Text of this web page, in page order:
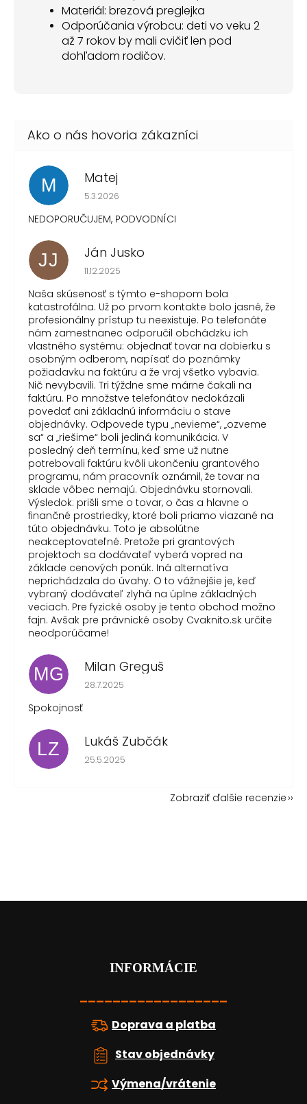
Materiál: brezová preglejka
Odporúčania výrobcu: deti vo veku 2
až 7 rokov by mali cvičiť len pod
dohľadom rodičov.
M Matej
Hodnotenie obchodu je 1 z 5 hviezdičiek.
5.3.2026
NEDOPORUČUJEM, PODVODNÍCI
JJ Ján Jusko
Hodnotenie obchodu je 1 z 5 hviezdičiek.
11.12.2025
Naša skúsenosť s týmto e-shopom bola
katastrofálna. Už po prvom kontakte bolo jasné, že
profesionálny prístup tu neexistuje. Po telefonáte
nám zamestnanec odporučil obchádzku ich
vlastného systému: objednať tovar na dobierku s
osobným odberom, napísať do poznámky
požiadavku na faktúru a že vraj všetko vybavia.
Nič nevybavili. Tri týždne sme márne čakali na
faktúru. Po množstve telefonátov nedokázali
povedať ani základnú informáciu o stave
objednávky. Odpovede typu „nevieme“, „ozveme
sa“ a „riešime“ boli jediná komunikácia. V
posledný deň termínu, keď sme už nutne
potrebovali faktúru kvôli ukončeniu grantového
programu, nám pracovník oznámil, že tovar na
sklade vôbec nemajú. Objednávku stornovali.
Výsledok: prišli sme o tovar, o čas a hlavne o
finančné prostriedky, ktoré boli priamo viazané na
túto objednávku. Toto je absolútne
neakceptovateľné. Pretože pri grantových
projektoch sa dodávateľ vyberá vopred na
základe cenových ponúk. Iná alternatíva
neprichádzala do úvahy. O to vážnejšie je, keď
vybraný dodávateľ zlyhá na úplne základných
veciach. Pre fyzické osoby je tento obchod možno
fajn. Avšak pre právnické osoby Cvaknito.sk určite
neodporúčame!
MG Milan Greguš
Hodnotenie obchodu je 5 z 5 hviezdičiek.
28.7.2025
Spokojnosť
LZ Lukáš Zubčák
Hodnotenie obchodu je 5 z 5 hviezdičiek.
25.5.2025
Zobraziť ďalšie recenzie
Z
INFORMÁCIE
Doprava a platba
Stav objednávky
Výmena/vrátenie